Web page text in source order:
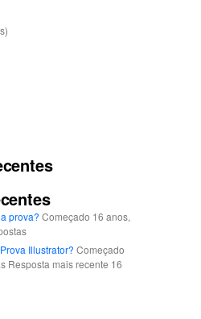
prova? Começado 16 anos,
Illustrator? Começado
Resposta mais recente 16